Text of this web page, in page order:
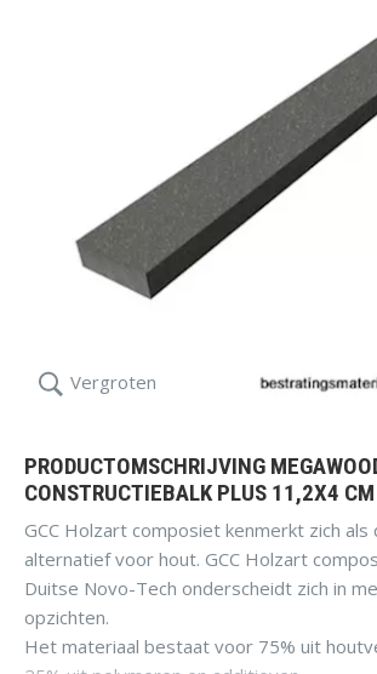
Vergroten
PRODUCTOMSCHRIJVING
CONSTRUCTIEBALK PLUS 11,2X4
GCC Holzart composiet kenmerkt zich als
alternatief voor hout. GCC Holzart
Duitse Novo-Tech onderscheidt zich in
opzichten.
Het materiaal bestaat voor 75% uit